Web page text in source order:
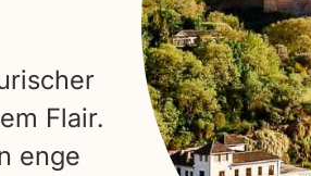
Flair.
enge